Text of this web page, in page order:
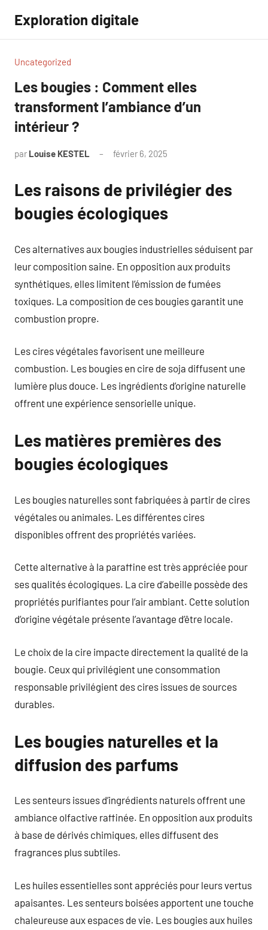
contenu
Exploration digitale
Uncategorized
Les bougies : Comment elles
transforment l’ambiance d’un
intérieur ?
par Louise KESTEL février 6, 2025
Les raisons de privilégier des
bougies écologiques
Ces alternatives aux bougies industrielles séduisent par
leur composition saine. En opposition aux produits
synthétiques, elles limitent l’émission de fumées
toxiques. La composition de ces bougies garantit une
combustion propre.
Les cires végétales favorisent une meilleure
combustion. Les bougies en cire de soja diffusent une
lumière plus douce. Les ingrédients d’origine naturelle
offrent une expérience sensorielle unique.
Les matières premières des
bougies écologiques
Les bougies naturelles sont fabriquées à partir de cires
végétales ou animales. Les différentes cires
disponibles offrent des propriétés variées.
Cette alternative à la paraffine est très appréciée pour
ses qualités écologiques. La cire d’abeille possède des
propriétés purifiantes pour l’air ambiant. Cette solution
d’origine végétale présente l’avantage d’être locale.
Le choix de la cire impacte directement la qualité de la
bougie. Ceux qui privilégient une consommation
responsable privilégient des cires issues de sources
durables.
Les bougies naturelles et la
diffusion des parfums
Les senteurs issues d’ingrédients naturels offrent une
ambiance olfactive raffinée. En opposition aux produits
à base de dérivés chimiques, elles diffusent des
fragrances plus subtiles.
Les huiles essentielles sont appréciés pour leurs vertus
apaisantes. Les senteurs boisées apportent une touche
chaleureuse aux espaces de vie. Les bougies aux huiles